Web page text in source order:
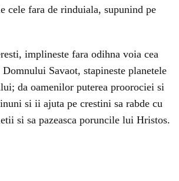
cele fara de rinduiala, supunind pe
implineste fara odihna voia cea
Savaot, stapineste planetele
da oamenilor puterea proorociei si
si ii ajuta pe crestini sa rabde cu
si sa pazeasca poruncile lui Hristos.